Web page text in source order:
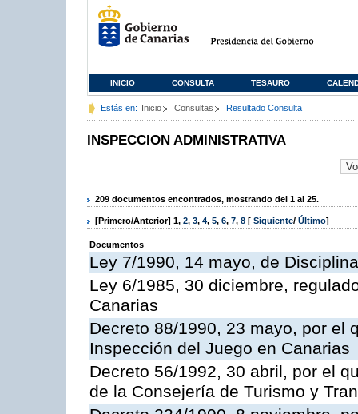
INICIO CONSULTA TESAURO
Estás en: Inicio Consultas Resultado Consulta
INSPECCION ADMINISTRATIVA
209 documentos encontrados, mostrando del 1 al 25.
[Primero/Anterior] 1, 2, 3, 4, 5, 6, 7, 8 [ Siguiente/ Último]
Documentos
Ley 7/1990, 14 mayo, de
Ley 6/1985, 30 diciembre,
Canarias
Decreto 88/1990, 23 mayo, por el
Inspección del Juego en Canarias
Decreto 56/1992, 30 abril, por el
de la Consejería de Turismo y